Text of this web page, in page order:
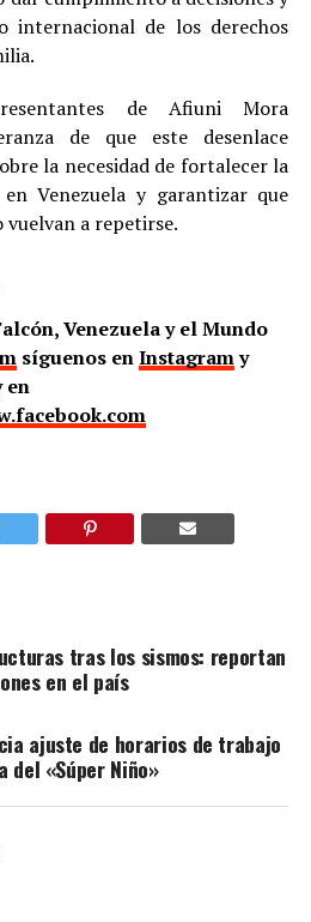
internacional de los derechos
de Afiuni Mora
de que este desenlace
la necesidad de fortalecer la
Venezuela y garantizar que
vuelvan a repetirse.
Venezuela y el Mundo
síguenos enInstagramy
en
tras los sismos: reportan
en el país
ajuste de horarios de trabajo
del «Súper Niño»